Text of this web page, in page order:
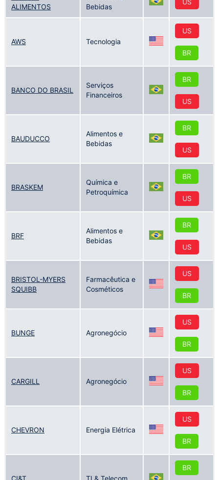
ALIMENTOS
Bebidas
US
AWS Tecnologia
US
BR
BANCO DO BRASIL
Serviços
Financeiros
BR
US
BAUDUCCO
Alimentos e
Bebidas
BR
US
BRASKEM
Química e
Petroquímica
BR
US
BRF
Alimentos e
Bebidas
BR
US
BRISTOL-MYERS
SQUIBB
Farmacêutica e
Cosméticos
US
BR
BUNGE Agronegócio
US
BR
CARGILL Agronegócio
US
BR
CHEVRON Energia Elétrica
US
BR
BR